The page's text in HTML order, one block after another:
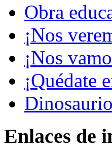
Obra
¡Nos
¡Nos
¡Quédate
Enlaces de